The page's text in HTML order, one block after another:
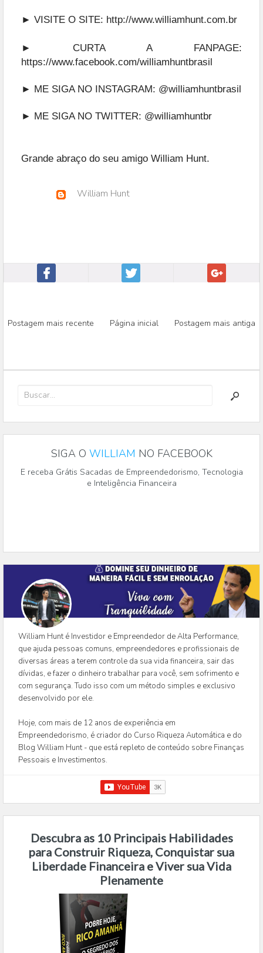
► VISITE O SITE: http://www.williamhunt.com.br
► CURTA A FANPAGE:
https://www.facebook.com/williamhuntbrasil
► ME SIGA NO INSTAGRAM: @williamhuntbrasil
► ME SIGA NO TWITTER: @williamhuntbr
Grande abraço do seu amigo William Hunt.
William Hunt
Postagem mais recente Página inicial Postagem mais antiga
SIGA O WILLIAM NO FACEBOOK
E receba Grátis Sacadas de Empreendedorismo, Tecnologia
e Inteligência Financeira
William Hunt é Investidor e Empreendedor de Alta Performance,
que ajuda pessoas comuns, empreendedores e profissionais de
diversas áreas a terem controle da sua vida financeira, sair das
dívidas, e fazer o dinheiro trabalhar para você, sem sofrimento e
com segurança. Tudo isso com um método simples e exclusivo
desenvolvido por ele.
Hoje, com mais de 12 anos de experiência em
Empreendedorismo, é criador do Curso Riqueza Automática e do
Blog William Hunt - que está repleto de conteúdo sobre Finanças
Pessoais e Investimentos.
Descubra as 10 Principais Habilidades
para Construir Riqueza, Conquistar sua
Liberdade Financeira e Viver sua Vida
Plenamente